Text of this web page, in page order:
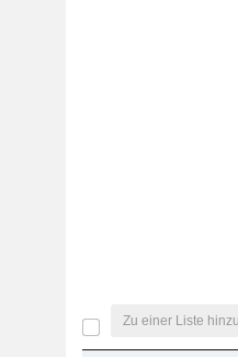
Zu einer Liste